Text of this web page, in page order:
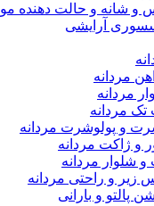
و شانه و حالت دهنده مو
آرایشی
مردانه
مردانه
مردانه
و پولوشرت مردانه
و ژاکت مردانه
شلوار مردانه
زیر و راحتی مردانه
پالتو و بارانی